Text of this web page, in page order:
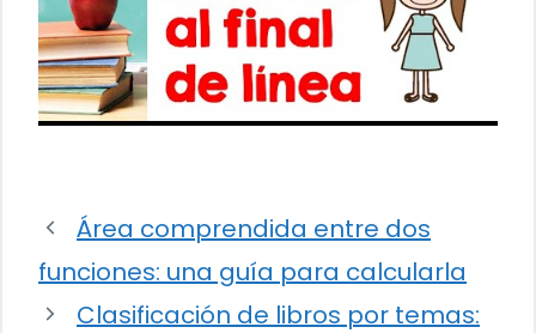
Área comprendida entre dos
funciones: una guía para calcularla
Clasificación de libros por temas: